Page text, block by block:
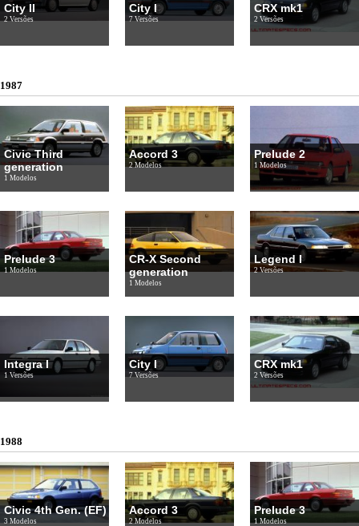
City II
2 Versões
City I
7 Versões
CRX mk1
2 Versões
1987
Civic Third
generation
1 Modelos
Accord 3
2 Modelos
Prelude 2
1 Modelos
Prelude 3
1 Modelos
CR-X Second
generation
1 Modelos
Legend I
2 Versões
Integra I
1 Versões
City I
7 Versões
CRX mk1
2 Versões
1988
Civic 4th Gen. (EF)
3 Modelos
Accord 3
2 Modelos
Prelude 3
1 Modelos